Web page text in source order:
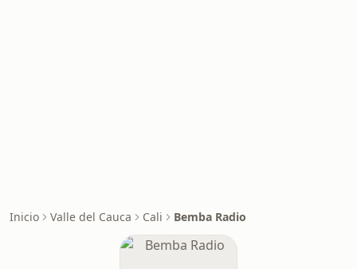
Inicio Valle del Cauca Cali Bemba Radio